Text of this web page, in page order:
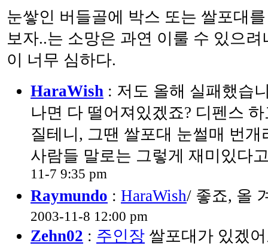
눈쌓인 버들골에 박스 또는 쌀포대
보자..는 소망은 과연 이룰 수 있으
이 너무 심하다.
HaraWish : 저도 올해 실패했습
나면 다 떨어져있겠죠? 디펜스
질테니, 그땐 쌀포대 눈썰매 번개
사람들 말로는 그렇게 재미있다
11-7 9:35 pm
Raymundo : HaraWish/ 좋죠, 올
2003-11-8 12:00 pm
Zehn02 : 주인장 쌀포대가 있겠